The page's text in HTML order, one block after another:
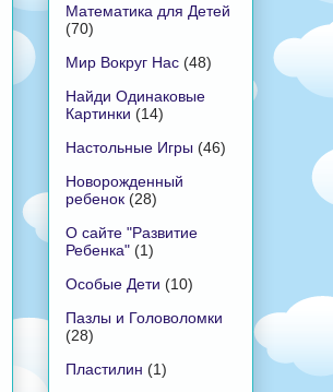
Математика для Детей
(70)
Мир Вокруг Нас (48)
Найди Одинаковые
Картинки (14)
Настольные Игры (46)
Новорожденный
ребенок (28)
О сайте "Развитие
Ребенка" (1)
Особые Дети (10)
Пазлы и Головоломки
(28)
Пластилин (1)